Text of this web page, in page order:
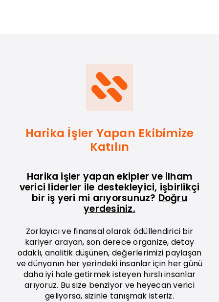
Harika İşler Yapan Ekibimize
Katılın
Harika işler yapan ekipler ve ilham
verici liderler ile destekleyici, işbirlikçi
bir iş yeri mi arıyorsunuz? Doğru
yerdesiniz.
Zorlayıcı ve finansal olarak ödüllendirici bir
kariyer arayan, son derece organize, detay
odaklı, analitik düşünen, değerlerimizi paylaşan
ve dünyanın her yerindeki insanlar için her günü
daha iyi hale getirmek isteyen hırslı insanlar
arıyoruz. Bu size benziyor ve heyecan verici
geliyorsa, sizinle tanışmak isteriz.